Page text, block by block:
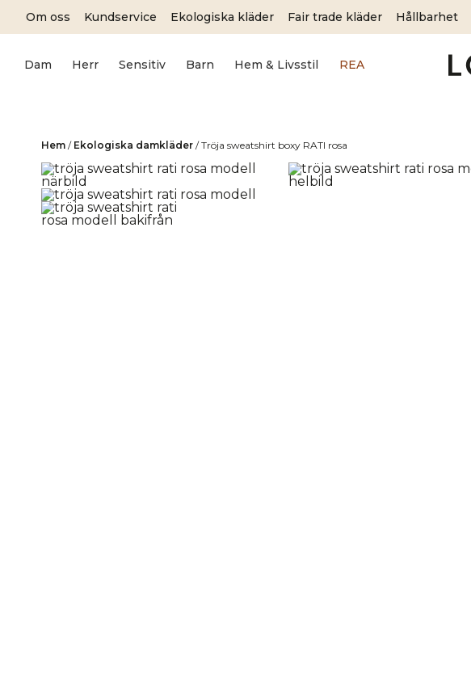
Om oss Kundservice Ekologiska kläder Fair trade kläder Hållbarhet
Dam Herr Sensitiv Barn Hem & Livsstil REA
Hem / Ekologiska damkläder /Tröja sweatshirt boxy RATI rosa